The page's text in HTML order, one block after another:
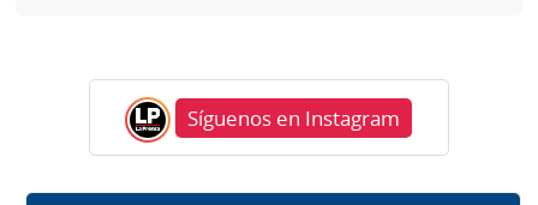
Síguenos en Instagram